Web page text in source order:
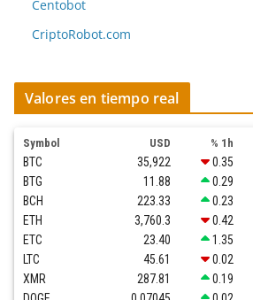
Centobot
CriptoRobot.com
Valores en tiempo real
Symbol USD % 1h
BTC 35,922 0.35
BTG
11.88 0.29
BCH
223.33 0.23
ETH
3,760.3 0.42
ETC
23.40 1.35
LTC
45.61 0.02
XMR
287.81 0.19